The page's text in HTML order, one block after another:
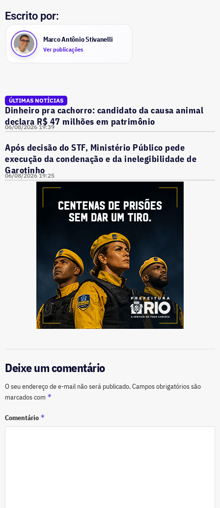
Escrito por:
Marco Antônio Stivanelli
Ver publicações
ÚLTIMAS NOTÍCIAS
Dinheiro pra cachorro: candidato da causa animal
declara R$ 47 milhões em patrimônio
06/08/2026 19:39
Após decisão do STF, Ministério Público pede
execução da condenação e da inelegibilidade de
Garotinho
06/08/2026 19:25
Deixe um comentário
O seu endereço de e-mail não será publicado.Campos obrigatórios são
marcados com *
Comentário *